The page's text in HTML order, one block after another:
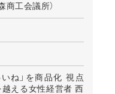
商工会議所）
いね」を商品化 視点
える女性経営者 西